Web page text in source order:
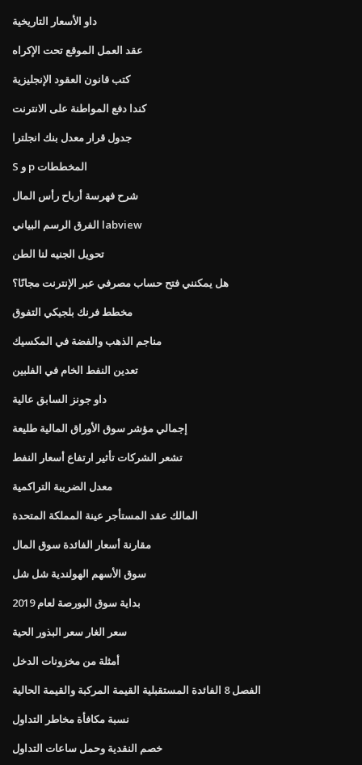
داو الأسعار التاريخية
عقد العمل الموقع تحت الإكراه
كتب قانون العقود الإنجليزية
كندا دفع المواطنة على الانترنت
جدول قرار معدل بنك انجلترا
S و p المخططات
شرح فهرسة أرباح رأس المال
الفرق الرسم البياني labview
تحويل الجنيه لنا الطن
هل يمكنني فتح حساب مصرفي عبر الإنترنت مجانًا؟
مخطط فرنك بلجيكي التفوق
مناجم الذهب والفضة في المكسيك
تعدين النفط الخام في الفلبين
داو جونز السابق عالية
إجمالي مؤشر سوق الأوراق المالية طليعة
تشعر الشركات تأثير ارتفاع أسعار النفط
معدل الضريبة التراكمية
المالك عقد المستأجر عينة المملكة المتحدة
مقارنة أسعار الفائدة سوق المال
سوق الأسهم الهولندية شل شل
بداية سوق البورصة لعام 2019
سعر الغار سعر البذور الحية
أمثلة من مخزونات الدخل
الفصل 8 الفائدة المستقبلية القيمة المركبة والقيمة الحالية
نسبة مكافأة مخاطر التداول
خصم النقدية وحمل ساعات التداول